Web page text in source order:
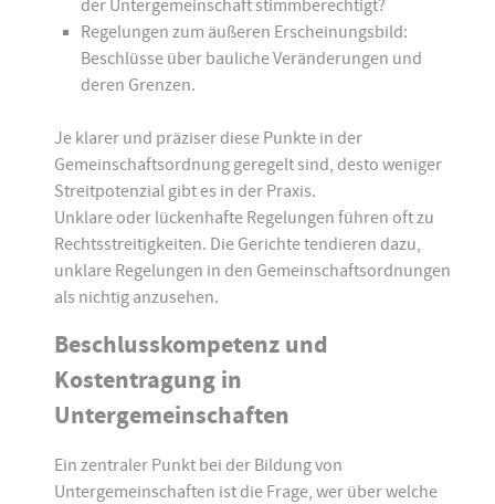
der Untergemeinschaft stimmberechtigt?
Regelungen zum äußeren Erscheinungsbild:
Beschlüsse über bauliche Veränderungen und
deren Grenzen.
Je klarer und präziser diese Punkte in der
Gemeinschaftsordnung geregelt sind, desto weniger
Streitpotenzial gibt es in der Praxis.
Unklare oder lückenhafte Regelungen führen oft zu
Rechtsstreitigkeiten. Die Gerichte tendieren dazu,
unklare Regelungen in den Gemeinschaftsordnungen
als nichtig anzusehen.
Beschlusskompetenz und
Kostentragung in
Untergemeinschaften
Ein zentraler Punkt bei der Bildung von
Untergemeinschaften ist die Frage, wer über welche